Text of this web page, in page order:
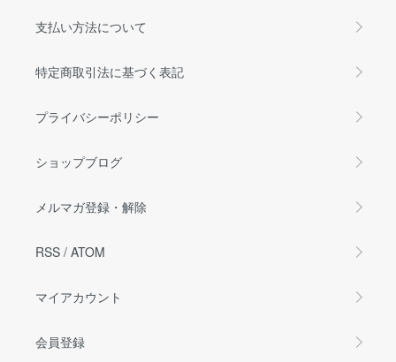
支払い方法について
特定商取引法に基づく表記
プライバシーポリシー
ショップブログ
メルマガ登録・解除
RSS / ATOM
マイアカウント
会員登録